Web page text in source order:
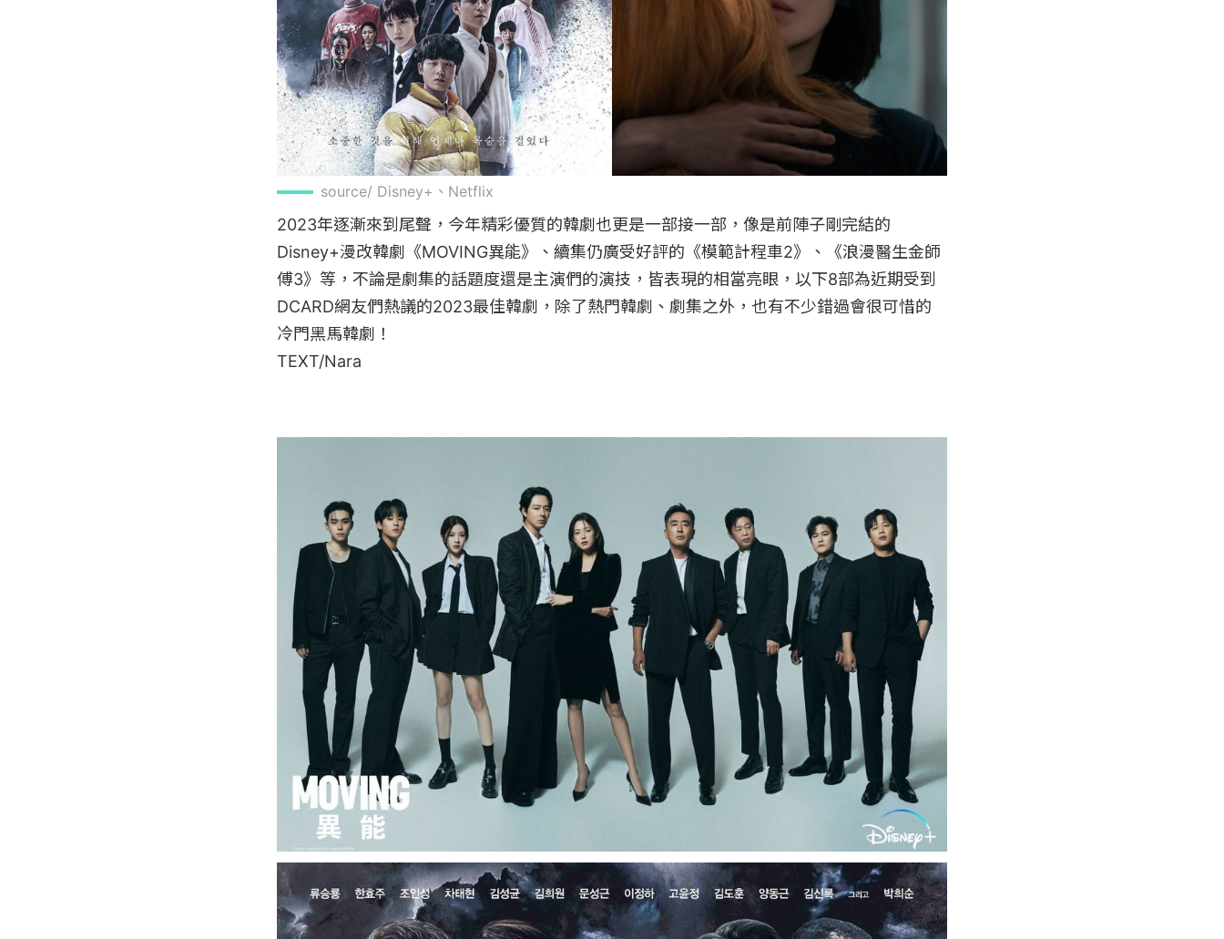
source/ Disney+、Netflix
2023年逐漸來到尾聲，今年精彩優質的韓劇也更是一部接一部，像是前陣子剛完結的
Disney+漫改韓劇《MOVING異能》、續集仍廣受好評的《模範計程車2》、《浪漫醫生金師
傅3》等，不論是劇集的話題度還是主演們的演技，皆表現的相當亮眼，以下8部為近期受到
DCARD網友們熱議的2023最佳韓劇，除了熱門韓劇、劇集之外，也有不少錯過會很可惜的
冷門黑馬韓劇！
TEXT/Nara